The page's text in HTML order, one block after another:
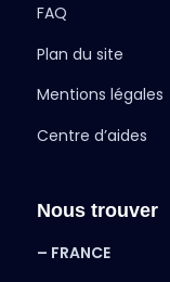
FAQ
Plan du site
Mentions légales
Centre d’aides
Nous trouver
– FRANCE